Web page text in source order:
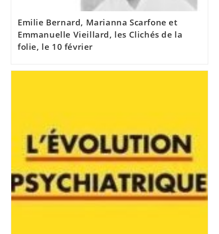
Emilie Bernard, Marianna Scarfone et
Emmanuelle Vieillard, les Clichés de la
folie, le 10 février